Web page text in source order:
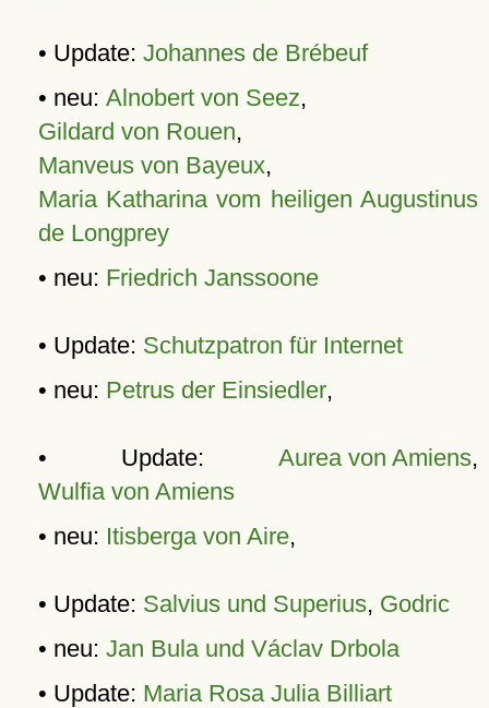
• Update: Johannes de Brébeuf
• neu: Alnobert von Seez,
Gildard von Rouen,
Manveus von Bayeux,
Maria Katharina vom heiligen Augustinus
de Longprey
• neu: Friedrich Janssoone
• Update: Schutzpatron für Internet
• neu: Petrus der Einsiedler,
• Update: Aurea von Amiens,
Wulfia von Amiens
• neu: Itisberga von Aire,
• Update: Salvius und Superius, Godric
• neu: Jan Bula und Václav Drbola
• Update: Maria Rosa Julia Billiart